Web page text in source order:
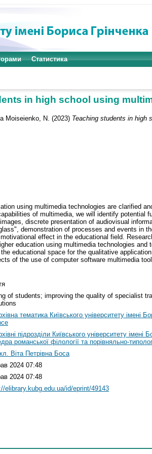
Статистика
in high school using
Moiseienko, N. (2023) Teaching students in high
using multimedia technologies are clarified
of multimedia, we will identify potential
discrete presentation of audiovisual
demonstration of processes and events in
effect in the educational field.
education using multimedia technologies
educational space for the qualitative
of the use of computer software multimedia
of students; improving the quality of specialist
тематика Київського університету імені
підрозділи Київського університету імені
романської філології та порівняльно-
Віта Петрівна Боса
2024 07:48
2024 07:48
elibrary.kubg.edu.ua/id/eprint/49143